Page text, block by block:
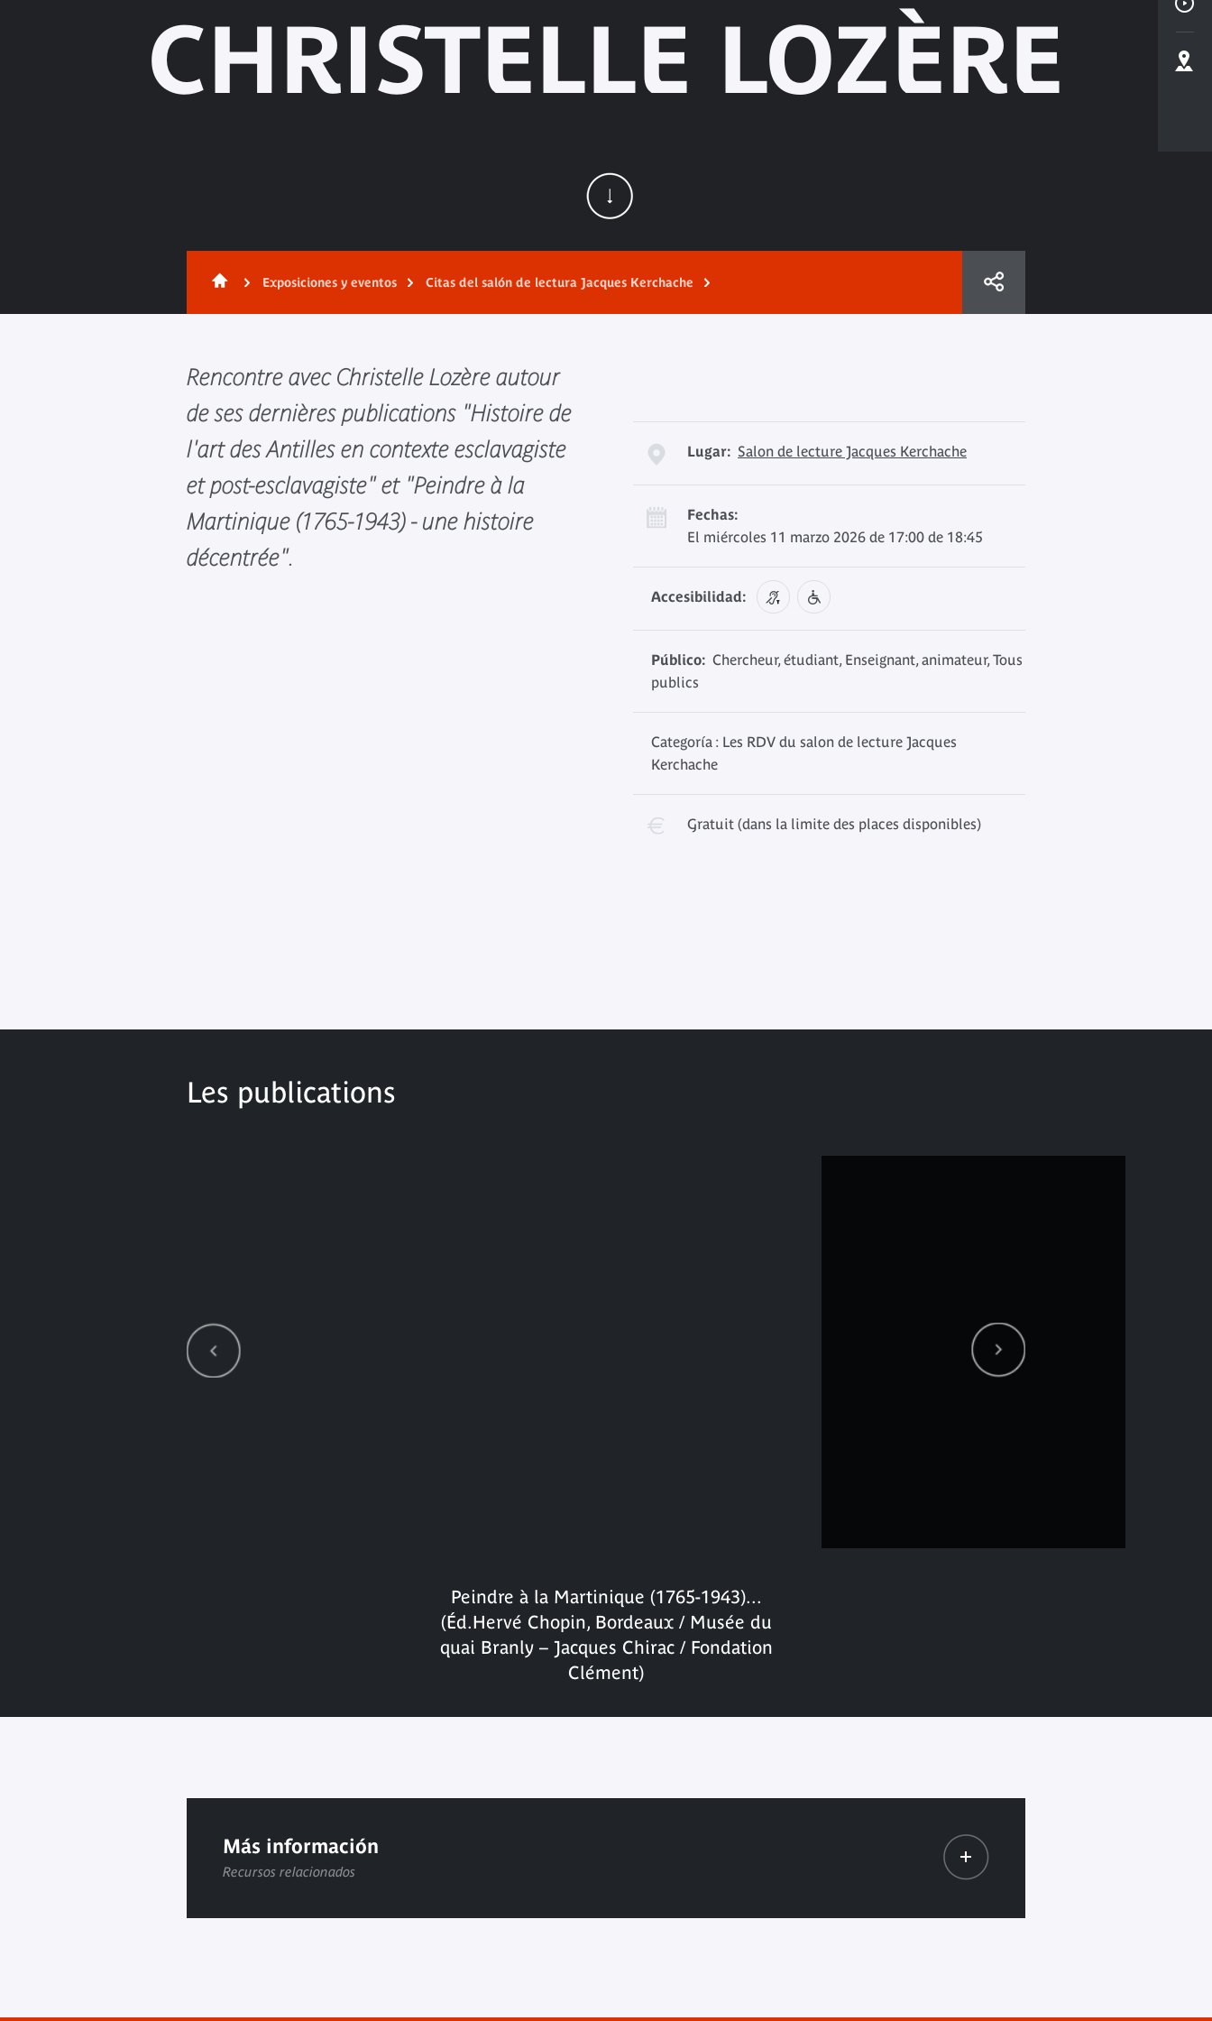
CHRISTELLE LOZÈRE
Exposiciones y eventos Citas del salón de lectura Jacques Kerchache
Rencontre avec Christelle Lozère autour
de ses dernières publications "Histoire de
l'art des Antilles en contexte esclavagiste
et post-esclavagiste" et "Peindre à la
Martinique (1765-1943) - une histoire
décentrée".
Lugar: Salon de lecture Jacques Kerchache
Fechas:
El miércoles 11 marzo 2026 de 17:00 de 18:45
Accesibilidad:
Público: Chercheur, étudiant, Enseignant, animateur, Tous
publics
Categoría : Les RDV du salon de lecture Jacques
Kerchache
Gratuit (dans la limite des places disponibles)
Les publications
Peindre à la Martinique (1765-1943)...
(Éd.Hervé Chopin, Bordeaux / Musée du
quai Branly – Jacques Chirac / Fondation
Clément)
Más información
Recursos relacionados